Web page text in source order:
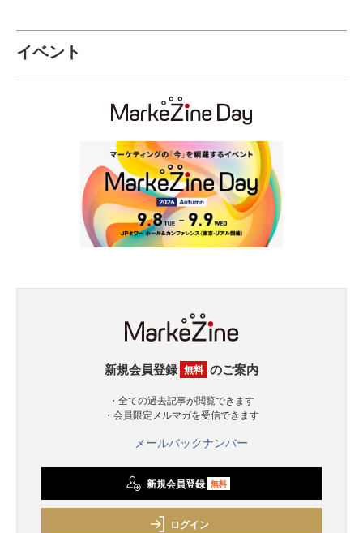
イベント
新規会員登録 無料 のご案内
・全ての過去記事が閲覧できます
・会員限定メルマガを受信できます
メールバックナンバー
新規会員登録 無料
ログイン